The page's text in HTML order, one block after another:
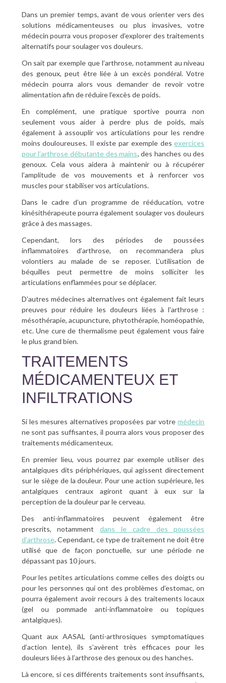
Dans un premier temps, avant de vous orienter vers des
solutions médicamenteuses ou plus invasives, votre
médecin pourra vous proposer d’explorer des traitements
alternatifs pour soulager vos douleurs.
On sait par exemple que l’arthrose, notamment au niveau
des genoux, peut être liée à un excès pondéral. Votre
médecin pourra alors vous demander de revoir votre
alimentation afin de réduire l’excès de poids.
En complément, une pratique sportive pourra non
seulement vous aider à perdre plus de poids, mais
également à assouplir vos articulations pour les rendre
moins douloureuses. Il existe par exemple desexercices
pour l’arthrose débutante des mains, des hanches ou des
genoux. Cela vous aidera à maintenir ou à récupérer
l’amplitude de vos mouvements et à renforcer vos
muscles pour stabiliser vos articulations.
Dans le cadre d’un programme de rééducation, votre
kinésithérapeute pourra également soulager vos douleurs
grâce à des massages.
Cependant, lors des périodes de poussées
inflammatoires d’arthrose, on recommandera plus
volontiers au malade de se reposer. L’utilisation de
béquilles peut permettre de moins solliciter les
articulations enflammées pour se déplacer.
D’autres médecines alternatives ont également fait leurs
preuves pour réduire les douleurs liées à l’arthrose :
mésothérapie, acupuncture, phytothérapie, homéopathie,
etc. Une cure de thermalisme peut également vous faire
le plus grand bien.
TRAITEMENTS
MÉDICAMENTEUX ET
INFILTRATIONS
Si les mesures alternatives proposées par votremédecin
ne sont pas suffisantes, il pourra alors vous proposer des
traitements médicamenteux.
En premier lieu, vous pourrez par exemple utiliser des
antalgiques dits périphériques, qui agissent directement
sur le siège de la douleur. Pour une action supérieure, les
antalgiques centraux agiront quant à eux sur la
perception de la douleur par le cerveau.
Des anti-inflammatoires peuvent également être
prescrits, notammentdans le cadre des poussées
d’arthrose. Cependant, ce type de traitement ne doit être
utilisé que de façon ponctuelle, sur une période ne
dépassant pas 10 jours.
Pour les petites articulations comme celles des doigts ou
pour les personnes qui ont des problèmes d’estomac, on
pourra également avoir recours à des traitements locaux
(gel ou pommade anti-inflammatoire ou topiques
antalgiques).
Quant aux AASAL (anti-arthrosiques symptomatiques
d’action lente), ils s’avèrent très efficaces pour les
douleurs liées à l’arthrose des genoux ou des hanches.
Là encore, si ces différents traitements sont insuffisants,